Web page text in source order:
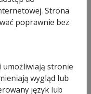
Strona
poprawnie bez
umożliwiają stronie
wygląd lub
język lub